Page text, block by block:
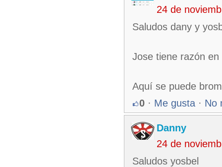
24 de
Saludos dany y
Jose tiene razón
Aquí se puede
0 · Me gusta · No
Danny
24 de
Saludos yosbel